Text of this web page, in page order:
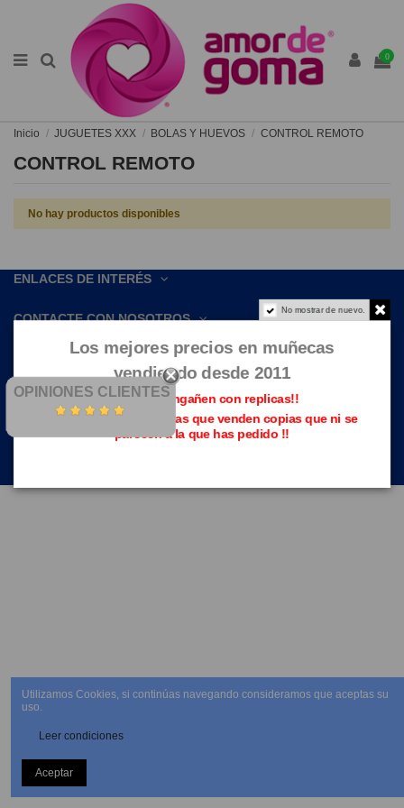
0
Inicio JUGUETES XXX BOLAS Y HUEVOS CONTROL REMOTO
CONTROL REMOTO
No hay productos disponibles
ENLACES DE INTERÉS
CONTACTE CON NOSOTROS
OPINIONES CLIENTES
No mostrar de nuevo.
Los mejores precios en muñecas
vendiendo desde 2011
Que no te engañen con replicas!!
Evita las páginas piratas que venden copias que ni se
parecen a la que has pedido !!
Utilizamos Cookies, si continúas navegando consideramos que aceptas su
uso.
Leer condiciones
Aceptar